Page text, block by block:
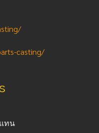
casting/
ทน